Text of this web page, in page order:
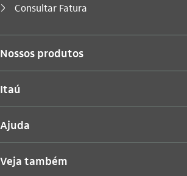
seta_direita
Você está aqui:
Consultar Fatura
Nossos produtos
Itaú
Ajuda
Veja também